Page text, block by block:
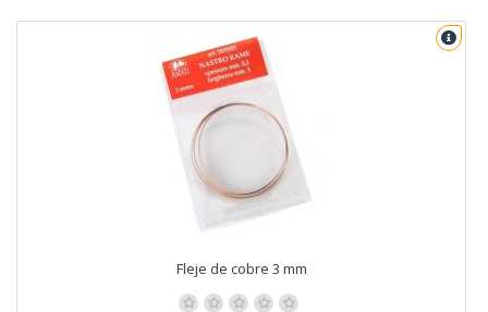
Fleje de cobre 3 mm